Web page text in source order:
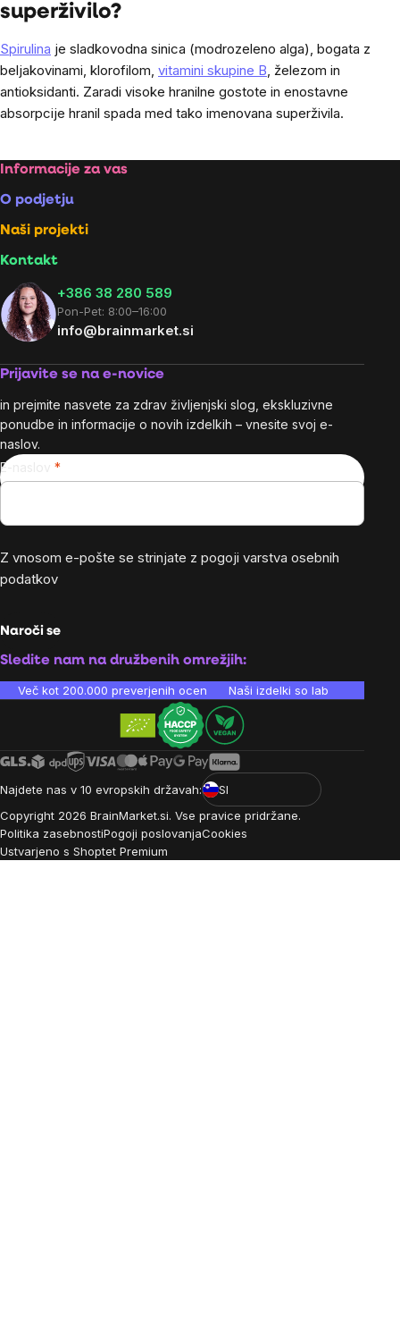
superživilo?
Spirulina je sladkovodna sinica (modrozeleno alga), bogata z
beljakovinami, klorofilom, vitamini skupine B , železom in
antioksidanti. Zaradi visoke hranilne gostote in enostavne
absorpcije hranil spada med tako imenovana superživila.
Footer
Informacije za vas
O podjetju
Naši projekti
Kontakt
+386 38 280 589
Pon-Pet: 8:00–16:00
info@brainmarket.si
Prijavite se na e-novice
in prejmite nasvete za zdrav življenjski slog, ekskluzivne
ponudbe in informacije o novih izdelkih – vnesite svoj e-
naslov.
E-naslov
Z vnosom e-pošte se strinjate z pogoji varstva osebnih
podatkov
Naroči se
Sledite nam na družbenih omrežjih:
Več kot 200.000 preverjenih ocen Naši izdelki so laboratorijsko
Najdete nas v 10 evropskih državah:
SI
Copyright 2026 BrainMarket.si. Vse pravice pridržane.
Politika zasebnostiPogoji poslovanjaCookies
Ustvarjeno s Shoptet Premium